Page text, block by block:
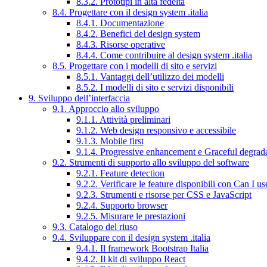
8.4. Progettare con il design system .italia
8.4.1. Documentazione
8.4.2. Benefici del design system
8.4.3. Risorse operative
8.4.4. Come contribuire al design system .italia
8.5. Progettare con i modelli di sito e servizi
8.5.1. Vantaggi dell’utilizzo dei modelli
8.5.2. I modelli di sito e servizi disponibili
9. Sviluppo dell’interfaccia
9.1. Approccio allo sviluppo
9.1.1. Attività preliminari
9.1.2. Web design responsivo e accessibile
9.1.3. Mobile first
9.1.4. Progressive enhancement e Graceful
9.2. Strumenti di supporto allo sviluppo del software
9.2.1. Feature detection
9.2.2. Verificare le feature disponibili con Can I
9.2.3. Strumenti e risorse per CSS e JavaScript
9.2.4. Supporto browser
9.2.5. Misurare le prestazioni
9.3. Catalogo del riuso
9.4. Sviluppare con il design system .italia
9.4.1. Il framework Bootstrap Italia
9.4.2. Il kit di sviluppo React